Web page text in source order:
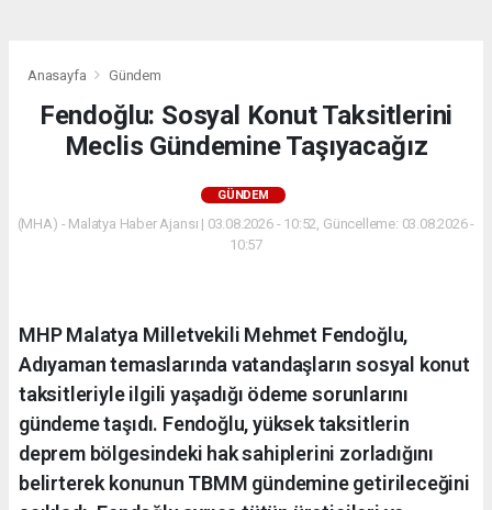
Anasayfa Gündem
Fendoğlu: Sosyal Konut Taksitlerini
Meclis Gündemine Taşıyacağız
GÜNDEM
(MHA) - Malatya Haber Ajansı | 03.08.2026 - 10:52, Güncelleme: 03.08.2026 -
10:57
MHP Malatya Milletvekili Mehmet Fendoğlu,
Adıyaman temaslarında vatandaşların sosyal konut
taksitleriyle ilgili yaşadığı ödeme sorunlarını
gündeme taşıdı. Fendoğlu, yüksek taksitlerin
deprem bölgesindeki hak sahiplerini zorladığını
belirterek konunun TBMM gündemine getirileceğini